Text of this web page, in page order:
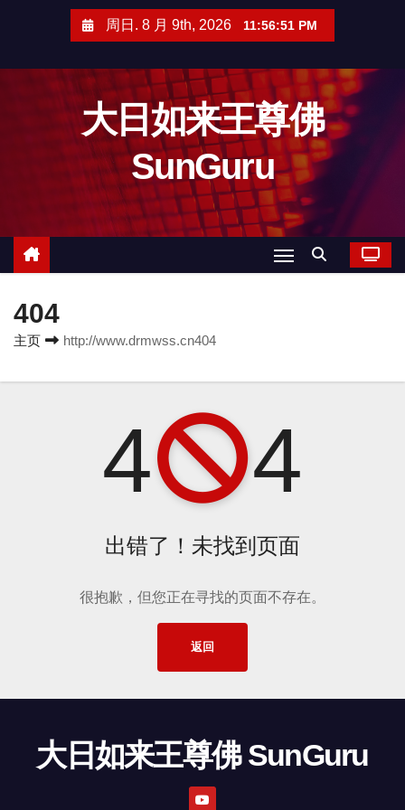
周日. 8 月 9th, 2026 11:56:51 PM
大日如来王尊佛
SunGuru
404
主页 http://www.drmwss.cn404
4 4
出错了！未找到页面
很抱歉，但您正在寻找的页面不存在。
返回
大日如来王尊佛 SunGuru